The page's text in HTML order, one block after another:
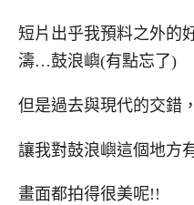
短片出乎我預料之外的
濤…鼓浪嶼(有點忘了)
但是過去與現代的交錯
讓我對鼓浪嶼這個地方
畫面都拍得很美呢!!